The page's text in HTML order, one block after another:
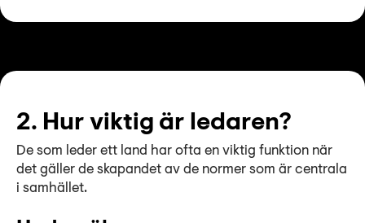
2. Hur viktig är ledaren?
De som leder ett land har ofta en viktig funktion när
det gäller de skapandet av de normer som är centrala
i samhället.